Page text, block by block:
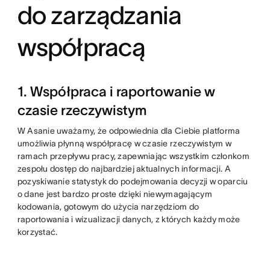
do zarządzania
współpracą
1. Współpraca i raportowanie w
czasie rzeczywistym
W Asanie uważamy, że odpowiednia dla Ciebie platforma
umożliwia płynną współpracę w czasie rzeczywistym w
ramach przepływu pracy, zapewniając wszystkim członkom
zespołu dostęp do najbardziej aktualnych informacji. A
pozyskiwanie statystyk do podejmowania decyzji w oparciu
o dane jest bardzo proste dzięki niewymagającym
kodowania, gotowym do użycia narzędziom do
raportowania i wizualizacji danych, z których każdy może
korzystać.